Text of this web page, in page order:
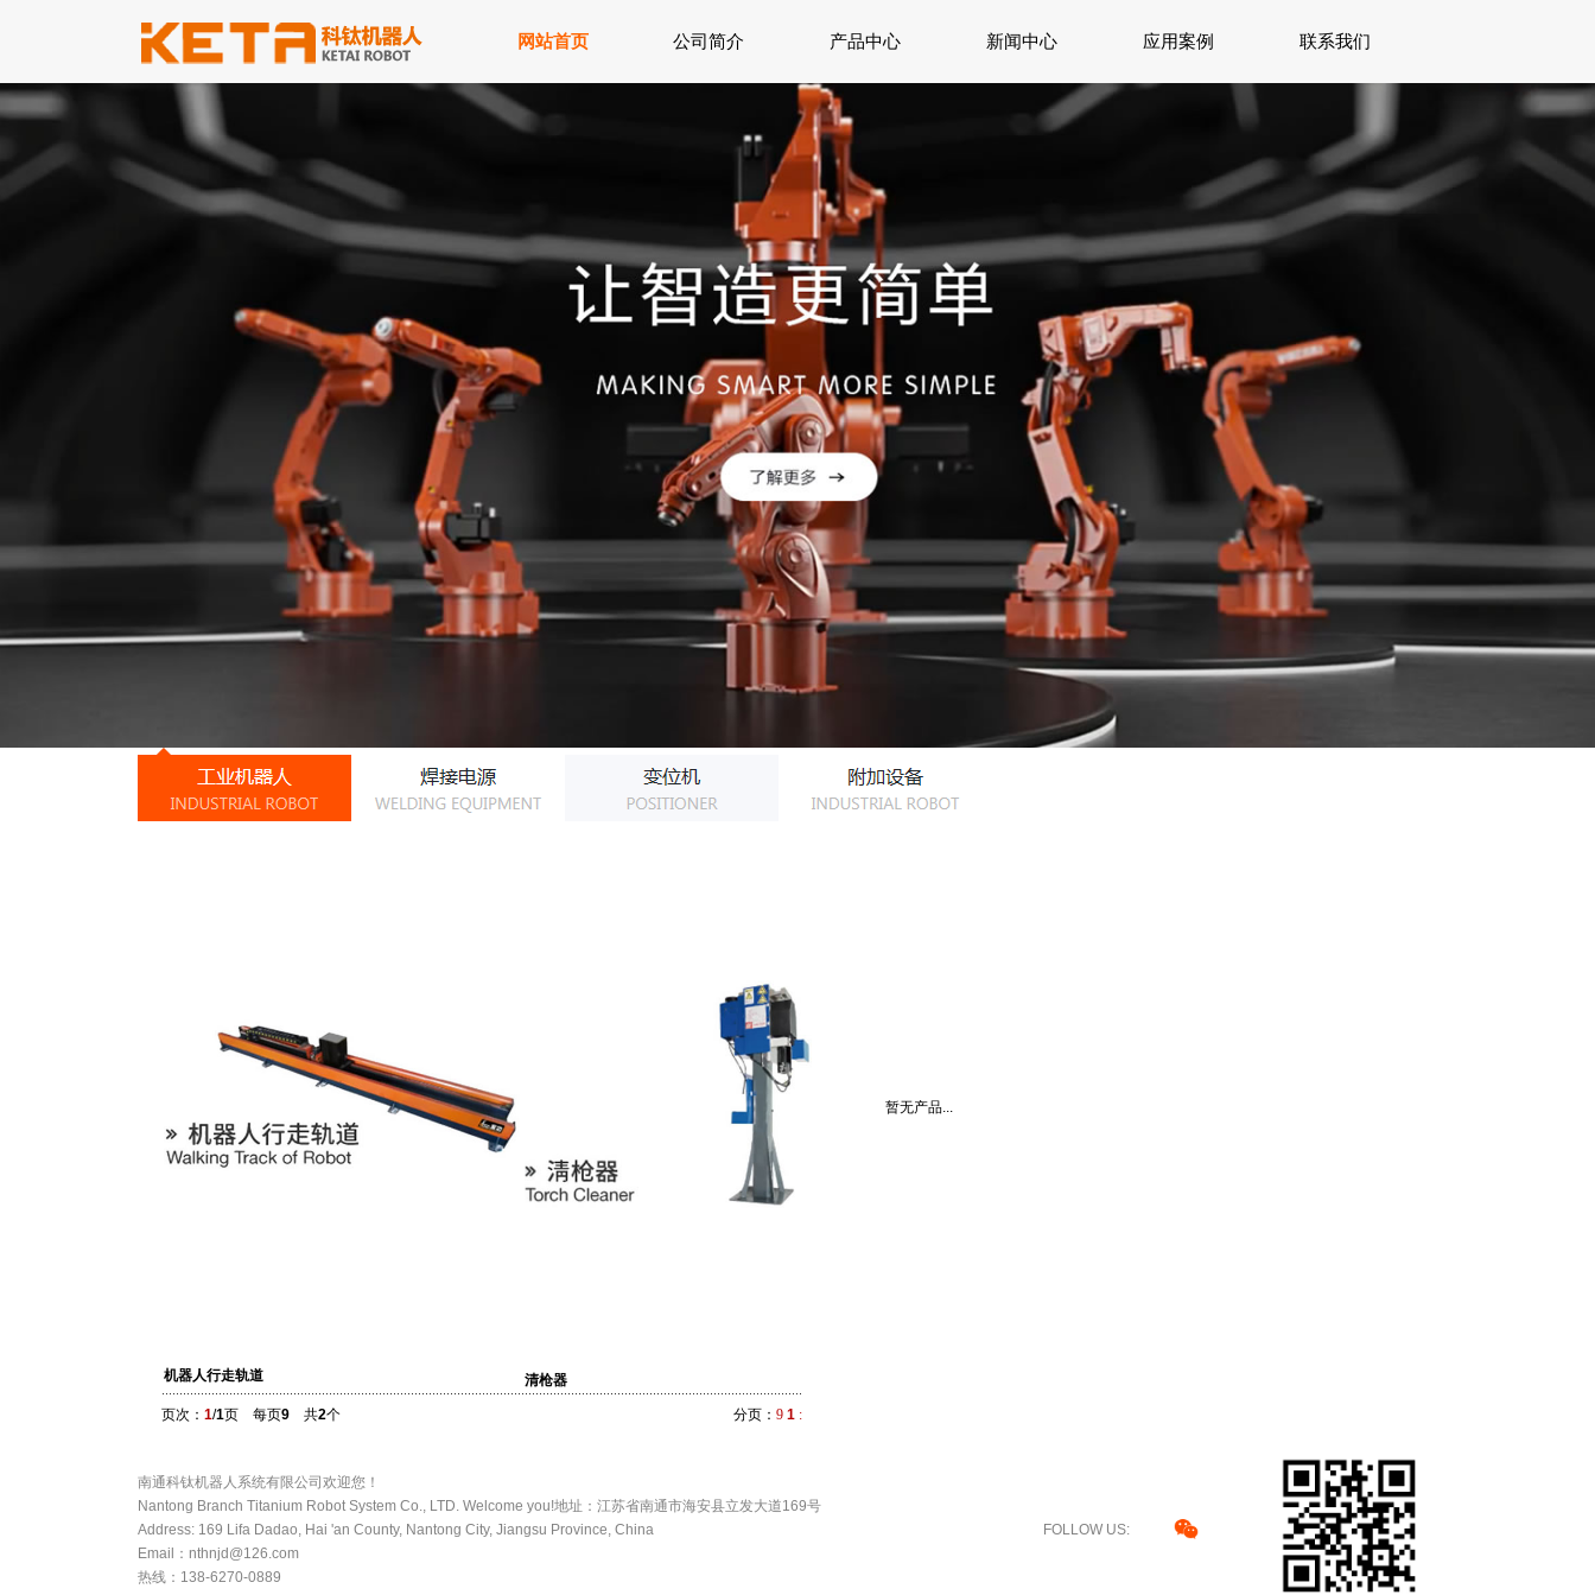
网站首页 公司简介 产品中心 新闻中心 应用案例 联系我们
机器人行走轨道 清枪器
暂无产品...
页次： 1/1页 每页9 共2个 分页： 9 1 :
南通科钛机器人系统有限公司欢迎您！
Nantong Branch Titanium Robot System Co., LTD. Welcome you!地址：江苏省南通市海安县立发大道169号
Address: 169 Lifa Dadao, Hai 'an County, Nantong City, Jiangsu Province, China
Email：nthnjd@126.com
热线：138-6270-0889
FOLLOW US: